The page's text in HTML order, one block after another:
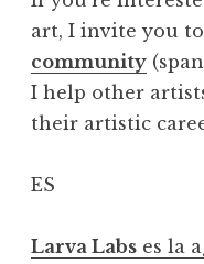
art, I invite you to
community
I help other
their artistic
ES
Larva Labs es la